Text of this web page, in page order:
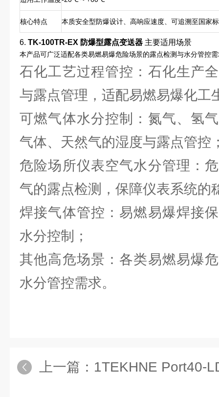
核心特点 本质安全型防爆设计、高响应速度、可追溯至国家
6. TK-100TR-EX 防爆型露点变送器 主要适用场景
本产品可广泛适配各类易燃易爆危险场景的露点检测与水分管控
石化工艺过程管控：石化生产
与露点管理，适配易燃易爆化工
可燃气体水分控制：氮气、氢
气体、天然气的湿度与露点管控
危险场所仪表空气水分管理：
气的露点检测，保障仪表系统的
焊接气体管控：易燃易爆焊接
水分控制；
其他高危场景：各类易燃易爆
水分管控需求。
上一篇： 1TEKHNE Port40-